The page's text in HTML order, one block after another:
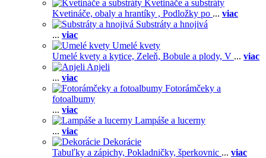
Kvetináče a substráty
Kvetináče, obaly a hrantíky , Podložky po ... viac
Substráty a hnojivá
... viac
Umelé kvety
Umelé kvety a kytice, Zeleň, Bobule a plody, V ... viac
Anjeli
... viac
Fotorámčeky a
fotoalbumy
... viac
Lampáše a lucerny
... viac
Dekorácie
Tabuľky a zápichy, Pokladničky, šperkovnic ... viac